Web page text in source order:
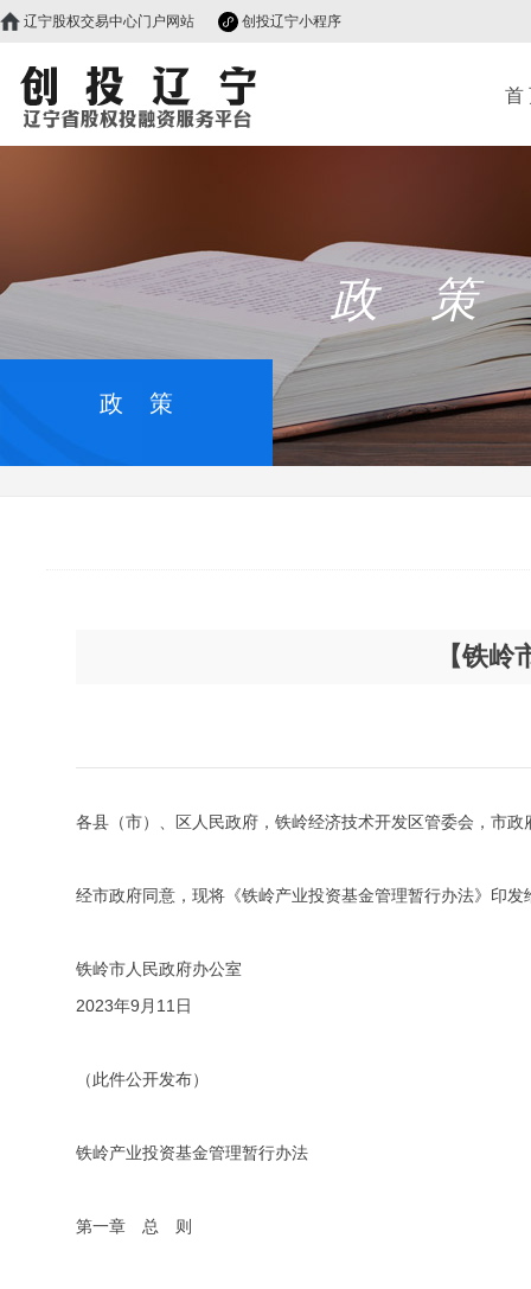
辽宁股权交易中心门户网站 创投辽宁小程序
首
政 策
政 策
【铁
各县（市）、区人民政府，铁岭经济技术开发区管委会，市
经市政府同意，现将《铁岭产业投资基金管理暂行办法》印
铁岭市人民政府办公室
2023年9月11日
（此件公开发布）
铁岭产业投资基金管理暂行办法
第一章 总 则